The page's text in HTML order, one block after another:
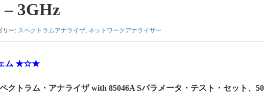
3GHz
リー: スペクトラムアナライザ, ネットワークアナライザー
ェム ★☆★
クトラム・アナライザ with 85046A Sパラメータ・テスト・セット、